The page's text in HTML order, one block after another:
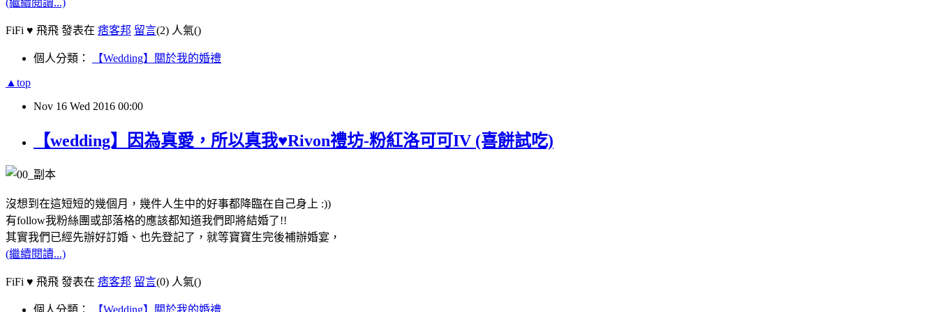
(繼續閱讀...)
FiFi ♥ 飛飛 發表在 痞客邦 留言(2) 人氣()
個人分類： 【Wedding】關於我的婚禮
▲top
Nov 16 Wed 2016 00:00
【wedding】因為真愛，所以真我♥Rivon禮坊-粉紅洛可可IV (喜餅試吃)
沒想到在這短短的幾個月，幾件人生中的好事都降臨在自己身上 :))
有follow我粉絲團或部落格的應該都知道我們即將結婚了!!
其實我們已經先辦好訂婚、也先登記了，就等寶寶生完後補辦婚宴，
(繼續閱讀...)
FiFi ♥ 飛飛 發表在 痞客邦 留言(0) 人氣()
個人分類： 【Wedding】關於我的婚禮